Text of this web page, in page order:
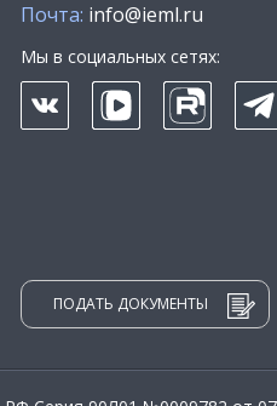
Почта: info@ieml.ru
Мы в социальных сетях:
ПОДАТЬ ДОКУМЕНТЫ